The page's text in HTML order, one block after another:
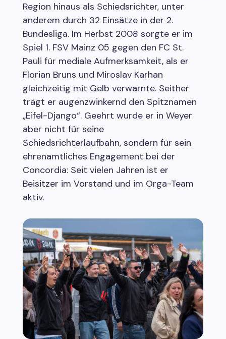
Region hinaus als Schiedsrichter, unter
anderem durch 32 Einsätze in der 2.
Bundesliga. Im Herbst 2008 sorgte er im
Spiel 1. FSV Mainz 05 gegen den FC St.
Pauli für mediale Aufmerksamkeit, als er
Florian Bruns und Miroslav Karhan
gleichzeitig mit Gelb verwarnte. Seither
trägt er augenzwinkernd den Spitznamen
„Eifel-Django“. Geehrt wurde er in Weyer
aber nicht für seine
Schiedsrichterlaufbahn, sondern für sein
ehrenamtliches Engagement bei der
Concordia: Seit vielen Jahren ist er
Beisitzer im Vorstand und im Orga-Team
aktiv.